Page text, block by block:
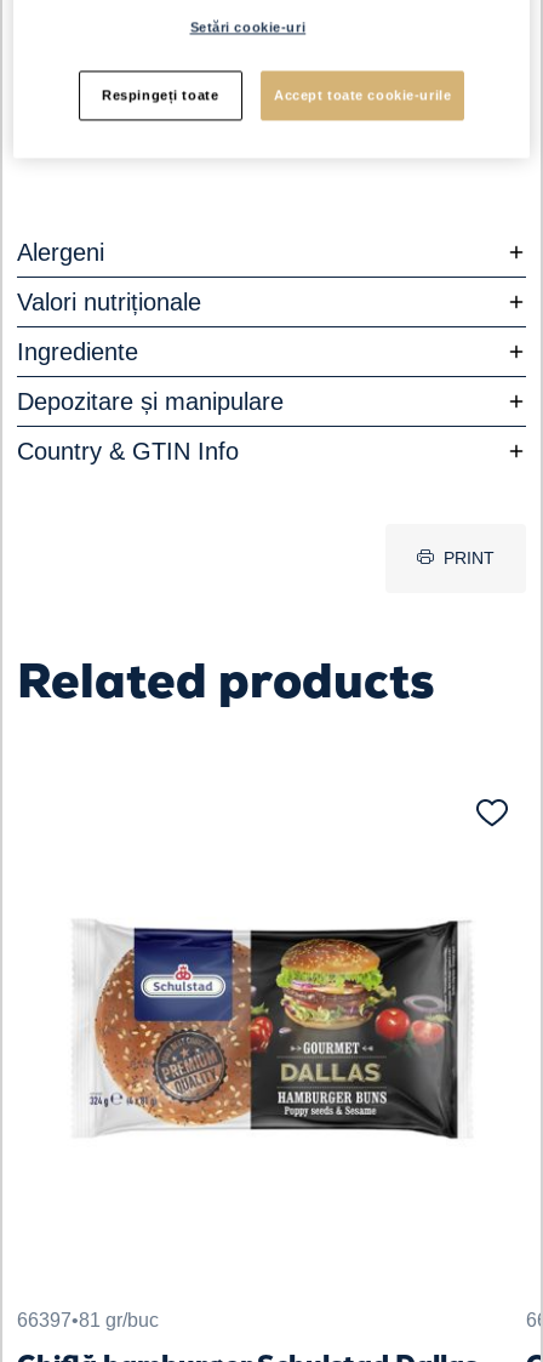
Alergeni
Valori nutriționale
Ingrediente
Depozitare și manipulare
Country & GTIN Info
PRINT
Related products
66397•81 gr/buc
Setări cookie-uri
Respingeți toate Accept toate cookie-urile